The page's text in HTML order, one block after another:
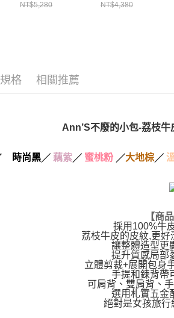
NT$5,280 NT$4,380
格 相關推薦
Ann’S不廢的小包-荔枝
時尚黑／ 藕紫／ 蜜桃粉 ／大地棕／
【商
採用100%牛
荔枝牛皮的皮紋,更
讓整體造型更
提升質感局部
立體剪裁+展開包身
手提和鍊背帶
可肩背、雙肩背、
選用札實五金
絕對是女孩旅